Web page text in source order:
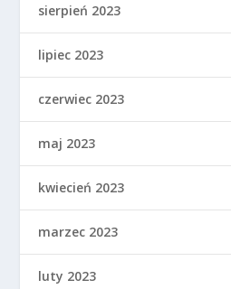
sierpień 2023
lipiec 2023
czerwiec 2023
maj 2023
kwiecień 2023
marzec 2023
luty 2023